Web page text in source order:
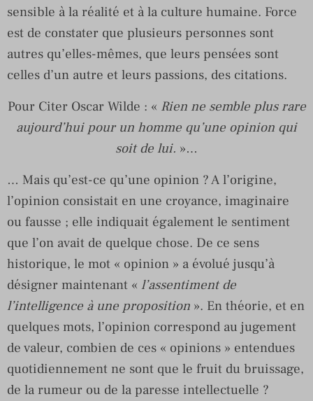
sensible à la réalité et à la culture humaine. Force
est de constater que plusieurs personnes sont
autres qu’elles-mêmes, que leurs pensées sont
celles d’un autre et leurs passions, des citations.
Pour Citer Oscar Wilde : « Rien ne semble plus rare
aujourd’hui pour un homme qu’une opinion qui
soit de lui. »…
… Mais qu’est-ce qu’une opinion ? A l’origine,
l’opinion consistait en une croyance, imaginaire
ou fausse ; elle indiquait également le sentiment
que l’on avait de quelque chose. De ce sens
historique, le mot « opinion » a évolué jusqu’à
désigner maintenant « l’assentiment de
l’intelligence à une proposition ». En théorie, et en
quelques mots, l’opinion correspond au jugement
de valeur, combien de ces « opinions » entendues
quotidiennement ne sont que le fruit du bruissage,
de la rumeur ou de la paresse intellectuelle ?